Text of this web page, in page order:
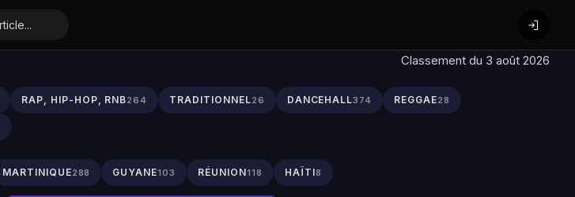
Classement du 3 août 2026
RAP, HIP-HOP, RNB264 TRADITIONNEL26 DANCEHALL374 REGGAE28
MARTINIQUE288 GUYANE103 RÉUNION118 HAÏTI8